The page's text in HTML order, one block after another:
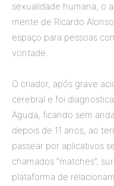
sexualidade humana, o
mente de Ricardo
espaço para pessoas
vontade.
O criador, após grave
cerebral e foi
Aguda, ficando sem
depois de 11 anos, ao
passear por aplicativos
chamados “matches”,
plataforma de